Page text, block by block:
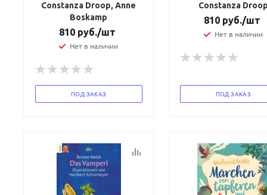
Constanza Droop, Anne
Boskamp
810 руб./шт
Нет в наличии
ПОД ЗАКАЗ
Constanza
810руб./шт
Нет в наличии
ПОД ЗАКАЗ